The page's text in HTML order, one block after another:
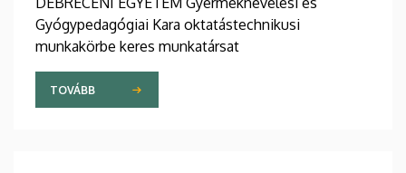
Gyógypedagógiai Kara oktatástechnikusi
munkakörbe keres munkatársat
TOVÁBB